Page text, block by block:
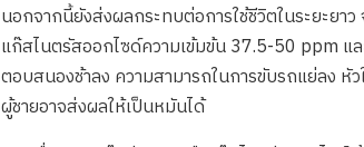
นอกจากนี้ยังส่งผลกระทบต่อการใช้ชีวิตในระยะยาว
แก๊สไนตรัสออกไซด์ความเข้มข้น 37.5-50 ppm แ
ตอบสนองช้าลง ความสามารถในการขับรถแย่ลง
ผู้ชายอาจส่งผลให้เป็นหมันได้